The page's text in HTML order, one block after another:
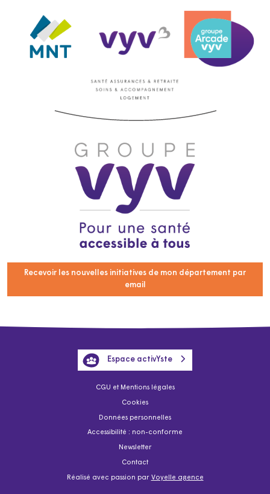
Recevoir les nouvelles initiatives de mon département par
email
CGU et Mentions légales
Cookies
Données personnelles
Accessibilité : non-conforme
Newsletter
Contact
Réalisé avec passion par Voyelle agence
Espace activYste